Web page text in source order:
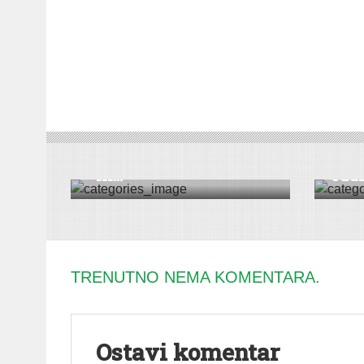
MITROVICA
“ Kr...
VESTI
TRENUTNO NEMA KOMENTARA.
Ostavi komentar